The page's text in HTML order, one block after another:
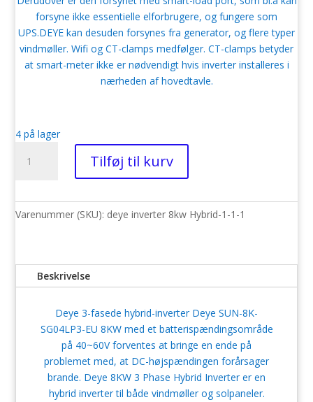
forsyne ikke essentielle elforbrugere, og fungere som
UPS.DEYE kan desuden forsynes fra generator, og flere typer
vindmøller. Wifi og CT-clamps medfølger. CT-clamps betyder
at smart-meter ikke er nødvendigt hvis inverter installeres i
nærheden af hovedtavle.
4 på lager
inverter
-
3faset
Tilføj til kurv
Varenummer (SKU): deye inverter 8kw Hybrid-1-1-1
Beskrivelse
Deye 3-fasede hybrid-inverter Deye SUN-8K-
SG04LP3-EU 8KW med et batterispændingsområde
på 40~60V forventes at bringe en ende på
problemet med, at DC-højspændingen forårsager
brande. Deye 8KW 3 Phase Hybrid Inverter er en
hybrid inverter til både vindmøller og solpaneler.